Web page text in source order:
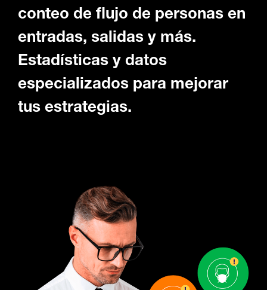
conteo de flujo de personas en
entradas, salidas y más.
Estadísticas y datos
especializados para mejorar
tus estrategias.